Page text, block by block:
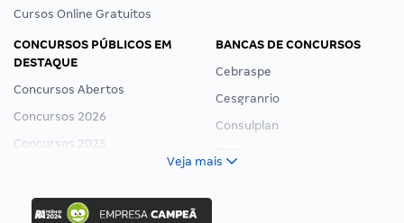
Cursos Online Gratuitos
CONCURSOS PÚBLICOS EM
DESTAQUE
Concursos Abertos
Concursos 2026
Concursos 2025
Concurso Ibama
BANCAS DE CONCURSOS
Cebraspe
Cesgranrio
Consulplan
Veja mais